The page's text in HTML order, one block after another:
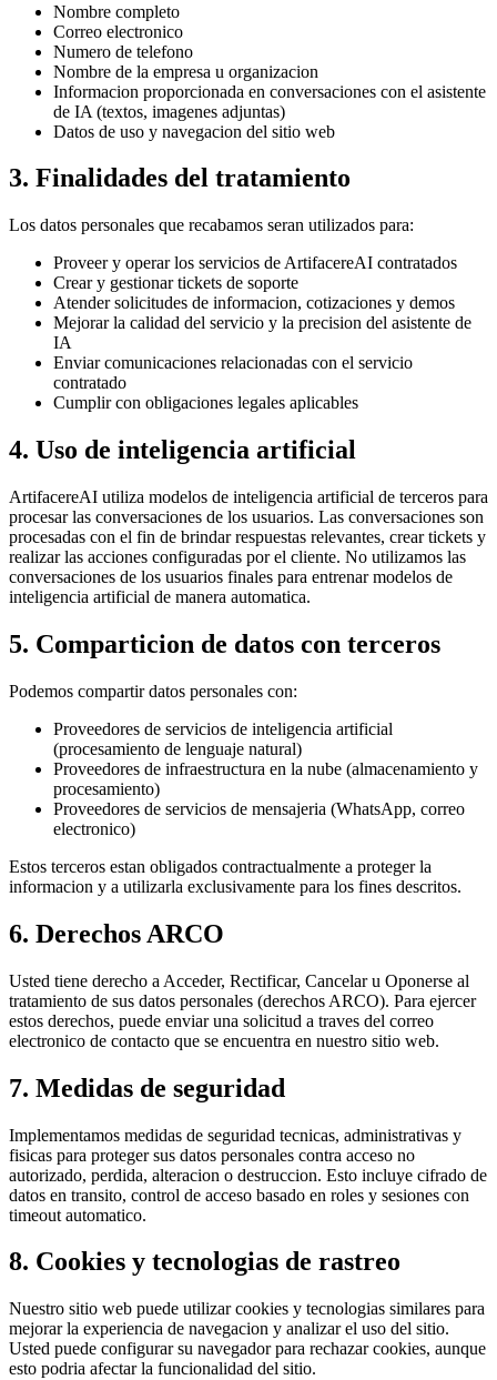
Nombre completo
Correo electronico
Numero de telefono
Nombre de la empresa u organizacion
Informacion proporcionada en conversaciones con el asistente
de IA (textos, imagenes adjuntas)
Datos de uso y navegacion del sitio web
3. Finalidades del tratamiento
Los datos personales que recabamos seran utilizados para:
Proveer y operar los servicios de ArtifacereAI contratados
Crear y gestionar tickets de soporte
Atender solicitudes de informacion, cotizaciones y demos
Mejorar la calidad del servicio y la precision del asistente de
IA
Enviar comunicaciones relacionadas con el servicio
contratado
Cumplir con obligaciones legales aplicables
4. Uso de inteligencia artificial
ArtifacereAI utiliza modelos de inteligencia artificial de terceros para
procesar las conversaciones de los usuarios. Las conversaciones son
procesadas con el fin de brindar respuestas relevantes, crear tickets y
realizar las acciones configuradas por el cliente. No utilizamos las
conversaciones de los usuarios finales para entrenar modelos de
inteligencia artificial de manera automatica.
5. Comparticion de datos con terceros
Podemos compartir datos personales con:
Proveedores de servicios de inteligencia artificial
(procesamiento de lenguaje natural)
Proveedores de infraestructura en la nube (almacenamiento y
procesamiento)
Proveedores de servicios de mensajeria (WhatsApp, correo
electronico)
Estos terceros estan obligados contractualmente a proteger la
informacion y a utilizarla exclusivamente para los fines descritos.
6. Derechos ARCO
Usted tiene derecho a Acceder, Rectificar, Cancelar u Oponerse al
tratamiento de sus datos personales (derechos ARCO). Para ejercer
estos derechos, puede enviar una solicitud a traves del correo
electronico de contacto que se encuentra en nuestro sitio web.
7. Medidas de seguridad
Implementamos medidas de seguridad tecnicas, administrativas y
fisicas para proteger sus datos personales contra acceso no
autorizado, perdida, alteracion o destruccion. Esto incluye cifrado de
datos en transito, control de acceso basado en roles y sesiones con
timeout automatico.
8. Cookies y tecnologias de rastreo
Nuestro sitio web puede utilizar cookies y tecnologias similares para
mejorar la experiencia de navegacion y analizar el uso del sitio.
Usted puede configurar su navegador para rechazar cookies, aunque
esto podria afectar la funcionalidad del sitio.